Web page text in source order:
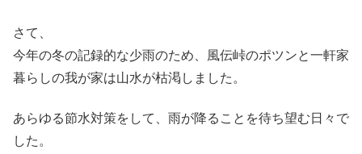
さて、
今年の冬の記録的な少雨のため、風伝峠のポツンと一軒家
暮らしの我が家は山水が枯渇しました。
あらゆる節水対策をして、雨が降ることを待ち望む日々で
した。